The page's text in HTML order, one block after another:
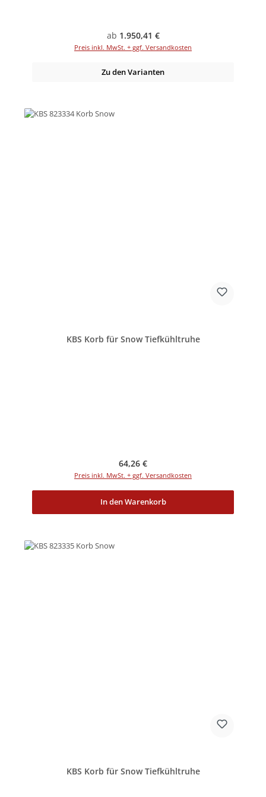
Regulärer Preis:
ab 1.950,41 €
Preis inkl. MwSt. + ggf. Versandkosten
Zu den Varianten
KBS Korb für Snow Tiefkühltruhe
Regulärer Preis:
64,26 €
Preis inkl. MwSt. + ggf. Versandkosten
In den Warenkorb
KBS Korb für Snow Tiefkühltruhe